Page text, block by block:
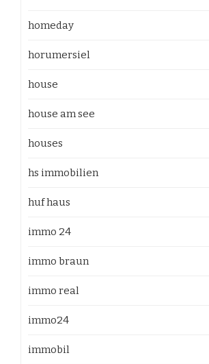
homeday
horumersiel
house
house am see
houses
hs immobilien
huf haus
immo 24
immo braun
immo real
immo24
immobil